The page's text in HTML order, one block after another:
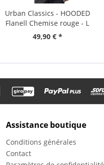
Urban Classics - HOODED
Flanell Chemise rouge - L
49,90 € *
Assistance boutique
Conditions générales
Contact